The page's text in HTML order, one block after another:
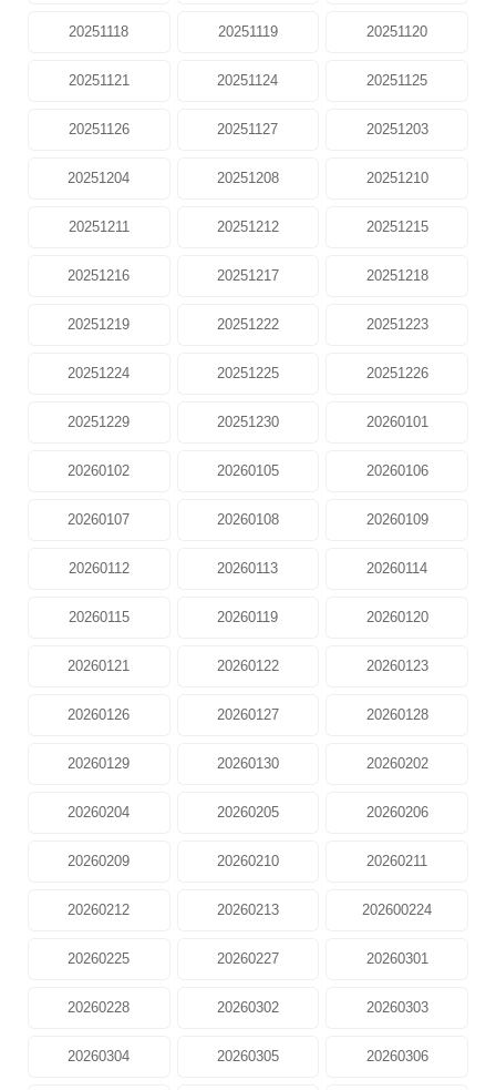
20251118 20251119 20251120
20251121 20251124 20251125
20251126 20251127 20251203
20251204 20251208 20251210
20251211 20251212 20251215
20251216 20251217 20251218
20251219 20251222 20251223
20251224 20251225 20251226
20251229 20251230 20260101
20260102 20260105 20260106
20260107 20260108 20260109
20260112 20260113 20260114
20260115 20260119 20260120
20260121 20260122 20260123
20260126 20260127 20260128
20260129 20260130 20260202
20260204 20260205 20260206
20260209 20260210 20260211
20260212 20260213 202600224
20260225 20260227 20260301
20260228 20260302 20260303
20260304 20260305 20260306